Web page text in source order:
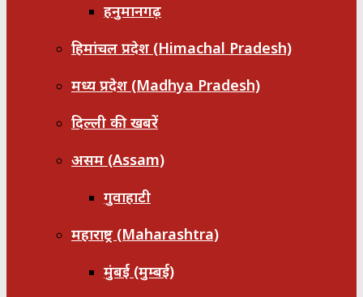
हनुमानगढ़
हिमांचल प्रदेश (Himachal Pradesh)
मध्य प्रदेश (Madhya Pradesh)
दिल्ली की खबरें
असम (Assam)
गुवाहाटी
महाराष्ट्र (Maharashtra)
मुंबई (मुम्बई)